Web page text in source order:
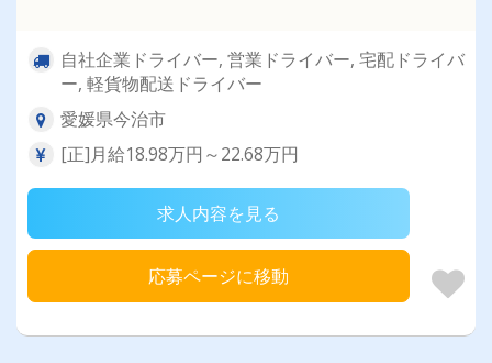
自社企業ドライバー, 営業ドライバー, 宅配ドライバ
ー, 軽貨物配送ドライバー
愛媛県今治市
[正]月給18.98万円～22.68万円
求人内容を見る
応募ページに移動